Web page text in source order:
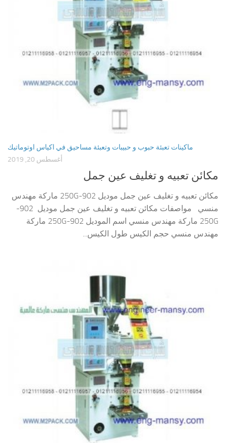
ماكينات تعبئة حبوب و حبيبات وتعبئة مساحيق في اكياس اوتوماتيك
أغسطس 20, 2019
مكائن تعبيه و تغليف عين جمل
مكائن تعبيه و تغليف عين جمل موديل 902-250G ماركة مهندس
منسي مواصفات مكائن تعبيه و تغليف عين جمل موديل 902-
250G ماركة مهندس منسي اسم الموديل 902-250G ماركة
مهندس منسي حجم الكيس طول الكيس...